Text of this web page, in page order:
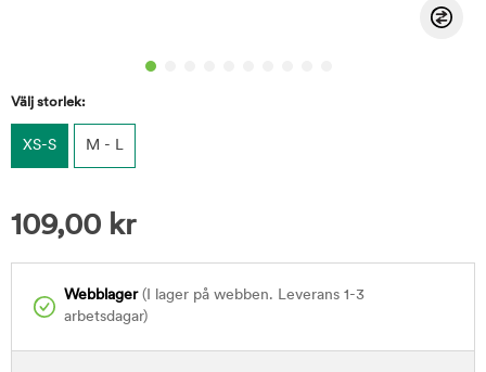
Välj storlek:
XS-S M - L
109,00 kr
Webblager(I lager på webben. Leverans 1-3
arbetsdagar)